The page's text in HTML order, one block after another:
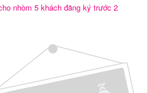
nhòm 5 khách đăng ký trước 2